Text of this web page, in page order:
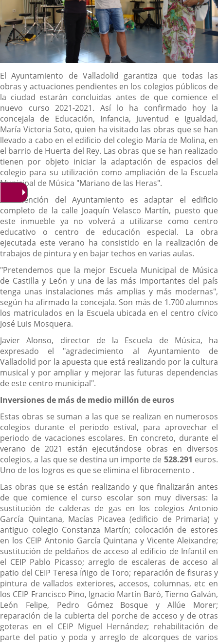
Contenido
El Ayuntamiento de Valladolid garantiza que todas las
obras y actuaciones pendientes en los colegios públicos de
la ciudad estarán concluidas antes de que comience el
nuevo curso 2021-2021. Así lo ha confirmado hoy la
concejala de Educación, Infancia, Juventud e Igualdad,
María Victoria Soto, quien ha visitado las obras que se han
llevado a cabo en el edificio del colegio María de Molina, en
el barrio de Huerta del Rey. Las obras que se han realizado
tienen por objeto iniciar la adaptación de espacios del
colegio para su utilización como ampliación de la Escuela
Municipal de Música "Mariano de las Heras".
La intención del Ayuntamiento es adaptar el edificio
completo de la calle Joaquín Velasco Martín, puesto que
este inmueble ya no volverá a utilizarse como centro
educativo o centro de educación especial. La obra
ejecutada este verano ha consistido en la realización de
trabajos de pintura y en bajar techos en varias aulas.
"Pretendemos que la mejor Escuela Municipal de Música
de Castilla y León y una de las más importantes del país
tenga unas instalaciones más amplias y más modernas",
según ha afirmado la concejala. Son más de 1.700 alumnos
los matriculados en la Escuela ubicada en el centro cívico
José Luis Mosquera.
Javier Alonso, director de la Escuela de Música, ha
expresado el "agradecimiento al Ayuntamiento de
Valladolid por la apuesta que está realizando por la cultura
musical y por ampliar y mejorar las futuras dependencias
de este centro municipal".
Inversiones de más de medio millón de euros
Estas obras se suman a las que se realizan en numerosos
colegios durante el periodo estival, para aprovechar el
periodo de vacaciones escolares. En concreto, durante el
verano de 2021 están ejecutándose obras en diversos
colegios, a las que se destina un importe de 528.291 euros.
Uno de los logros es que se elimina el fibrocemento .
Las obras que se están realizando y que finalizarán antes
de que comience el curso escolar son muy diversas: la
sustitución de calderas de gas en los colegios Antonio
García Quintana, Macías Picavea (edificio de Primaria) y
antiguo colegio Constanza Martín; colocación de estores
en los CEIP Antonio García Quintana y Vicente Aleixandre;
sustitución de peldaños de acceso al edificio de Infantil en
el CEIP Pablo Picasso; arreglo de escaleras de acceso al
patio del CEIP Teresa Íñigo de Toro; reparación de fisuras y
pintura de vallados exteriores, accesos, columnas, etc en
los CEIP Francisco Pino, Ignacio Martín Baró, Tierno Galván,
León Felipe, Pedro Gómez Bosque y Allúe Morer;
reparación de la cubierta del porche de acceso y de otras
goteras en el CEIP Miguel Hernández; rehabilitación de
parte del patio y poda y arreglo de alcorques de varios